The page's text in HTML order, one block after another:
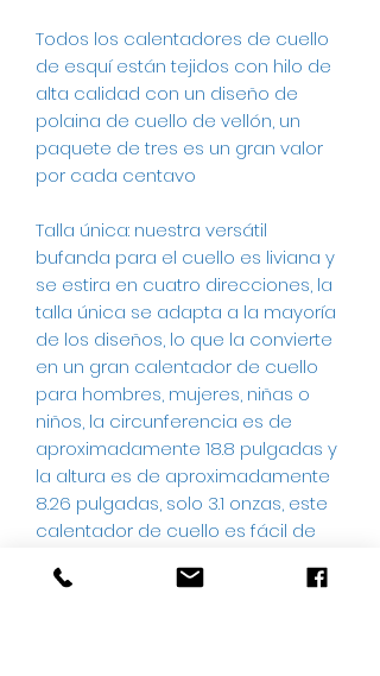
Todos los calentadores de cuello
de esquí están tejidos con hilo de
alta calidad con un diseño de
polaina de cuello de vellón, un
paquete de tres es un gran valor
por cada centavo
Talla única: nuestra versátil
bufanda para el cuello es liviana y
se estira en cuatro direcciones, la
talla única se adapta a la mayoría
de los diseños, lo que la convierte
en un gran calentador de cuello
para hombres, mujeres, niñas o
niños, la circunferencia es de
aproximadamente 18.8 pulgadas y
la altura es de aproximadamente
8.26 pulgadas, solo 3.1 onzas, este
calentador de cuello es fácil de
próxima actividad al aire libre